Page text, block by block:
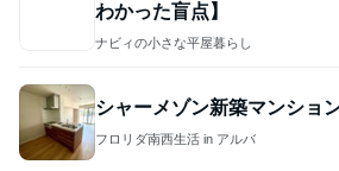
わかった盲点】
ナビィの小さな平屋暮らし
シャーメゾン新築マンショ
フロリダ南西生活 in アルバ